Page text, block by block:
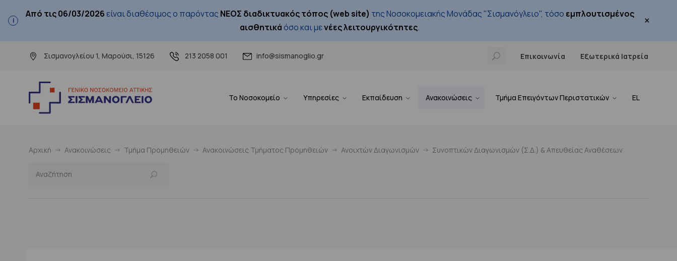
Από τις 06/03/2026 είναι διαθέσιμος ο παρόντας ΝΕΟΣ διαδικτυακός τόπος (web site) της Νοσοκομειακής Μονάδας "Σισμανόγλειο", τόσο εμπλουτισμένος
αισθητικάόσο και μενέες λειτουργικότητες. ×
Σισμανογλείου 1, Μαρούσι, 15126 213 2058 001 info@sismanoglio.gr Επικοινωνία Εξωτερικά Ιατρεία
Το Νοσοκομείο Υπηρεσίες Εκπαίδευση Ανακοινώσεις Τμήμα Επειγόντων Περιστατικών EL
Αρχική Ανακοινώσεις Τμήμα Προμηθειών Ανακοινώσεις Τμήματος Προμηθειών Ανοιχτών Διαγωνισμών Συνοπτικών Διαγωνισμών (Σ.Δ.) & Απευθείας Αναθέσεων